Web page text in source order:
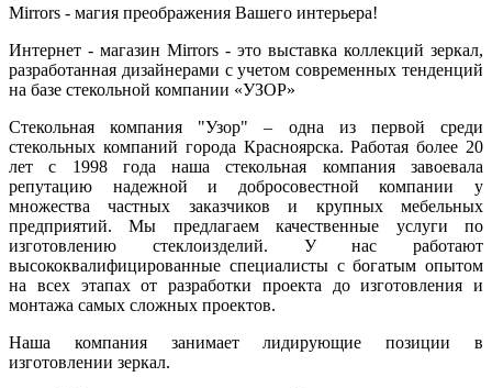
Mirrors - магия преображения Вашего интерьера!
Интернет - магазин Mirrors - это выставка коллекций зеркал,
разработанная дизайнерами с учетом современных тенденций
на базе стекольной компании «УЗОР»
Стекольная компания "Узор" – одна из первой среди
стекольных компаний города Красноярска. Работая более 20
лет с 1998 года наша стекольная компания завоевала
репутацию надежной и добросовестной компании у
множества частных заказчиков и крупных мебельных
предприятий. Мы предлагаем качественные услуги по
изготовлению стеклоизделий. У нас работают
высококвалифицированные специалисты с богатым опытом
на всех этапах от разработки проекта до изготовления и
монтажа самых сложных проектов.
Наша компания занимает лидирующие позиции в
изготовлении зеркал.